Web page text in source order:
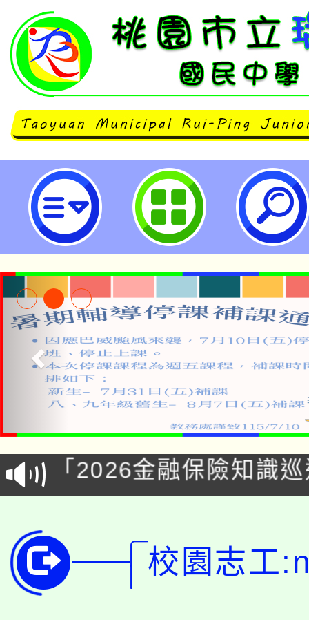
neilrpjhstyc網站設計者：徐嘉
公告本校115學年度第
代理(課)教師甄選結果
「2026金融保險知識
車」活動
桃園市115學年度學生
生本土語及新住民語歌
代理(課)教師甄選結果(
公告本校115學年度第
校園志工